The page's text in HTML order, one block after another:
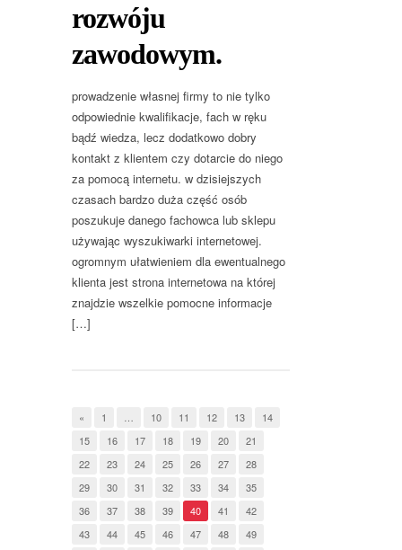
rozwóju
zawodowym.
prowadzenie własnej firmy to nie tylko
odpowiednie kwalifikacje, fach w ręku
bądź wiedza, lecz dodatkowo dobry
kontakt z klientem czy dotarcie do niego
za pomocą internetu. w dzisiejszych
czasach bardzo duża część osób
poszukuje danego fachowca lub sklepu
używając wyszukiwarki internetowej.
ogromnym ułatwieniem dla ewentualnego
klienta jest strona internetowa na której
znajdzie wszelkie pomocne informacje
[…]
« 1 … 10 11 12 13
14
15
16 17 18 19 20
21
22
23 24 25 26 27
28
29
30 31 32 33 34
35
36
37 38 39 40 41
42
43
44 45 46 47 48 49